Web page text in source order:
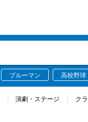
ブルーマン 高校野球
演劇・ステージ ク